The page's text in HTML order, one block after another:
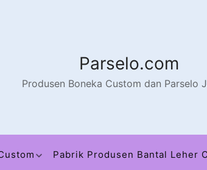
Parselo.com
Produsen Boneka Custom dan Parselo
Pabrik Produsen Bantal Leher